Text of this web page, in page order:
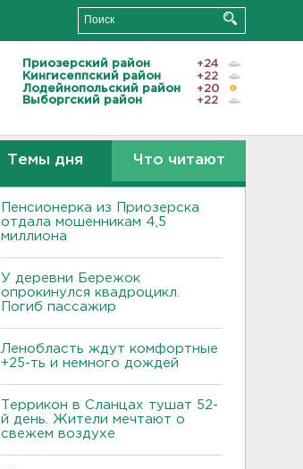
Приозерский район
+24
Кингисеппский район
+22
Лодейнопольский район
+20
Выборгский район
+22
Темы дня Что читают
Пенсионерка из Приозерска
отдала мошенникам 4,5
миллиона
У деревни Бережок
опрокинулся квадроцикл.
Погиб пассажир
Ленобласть ждут комфортные
+25-ть и немного дождей
Террикон в Сланцах тушат 52-
й день. Жители мечтают о
свежем воздухе